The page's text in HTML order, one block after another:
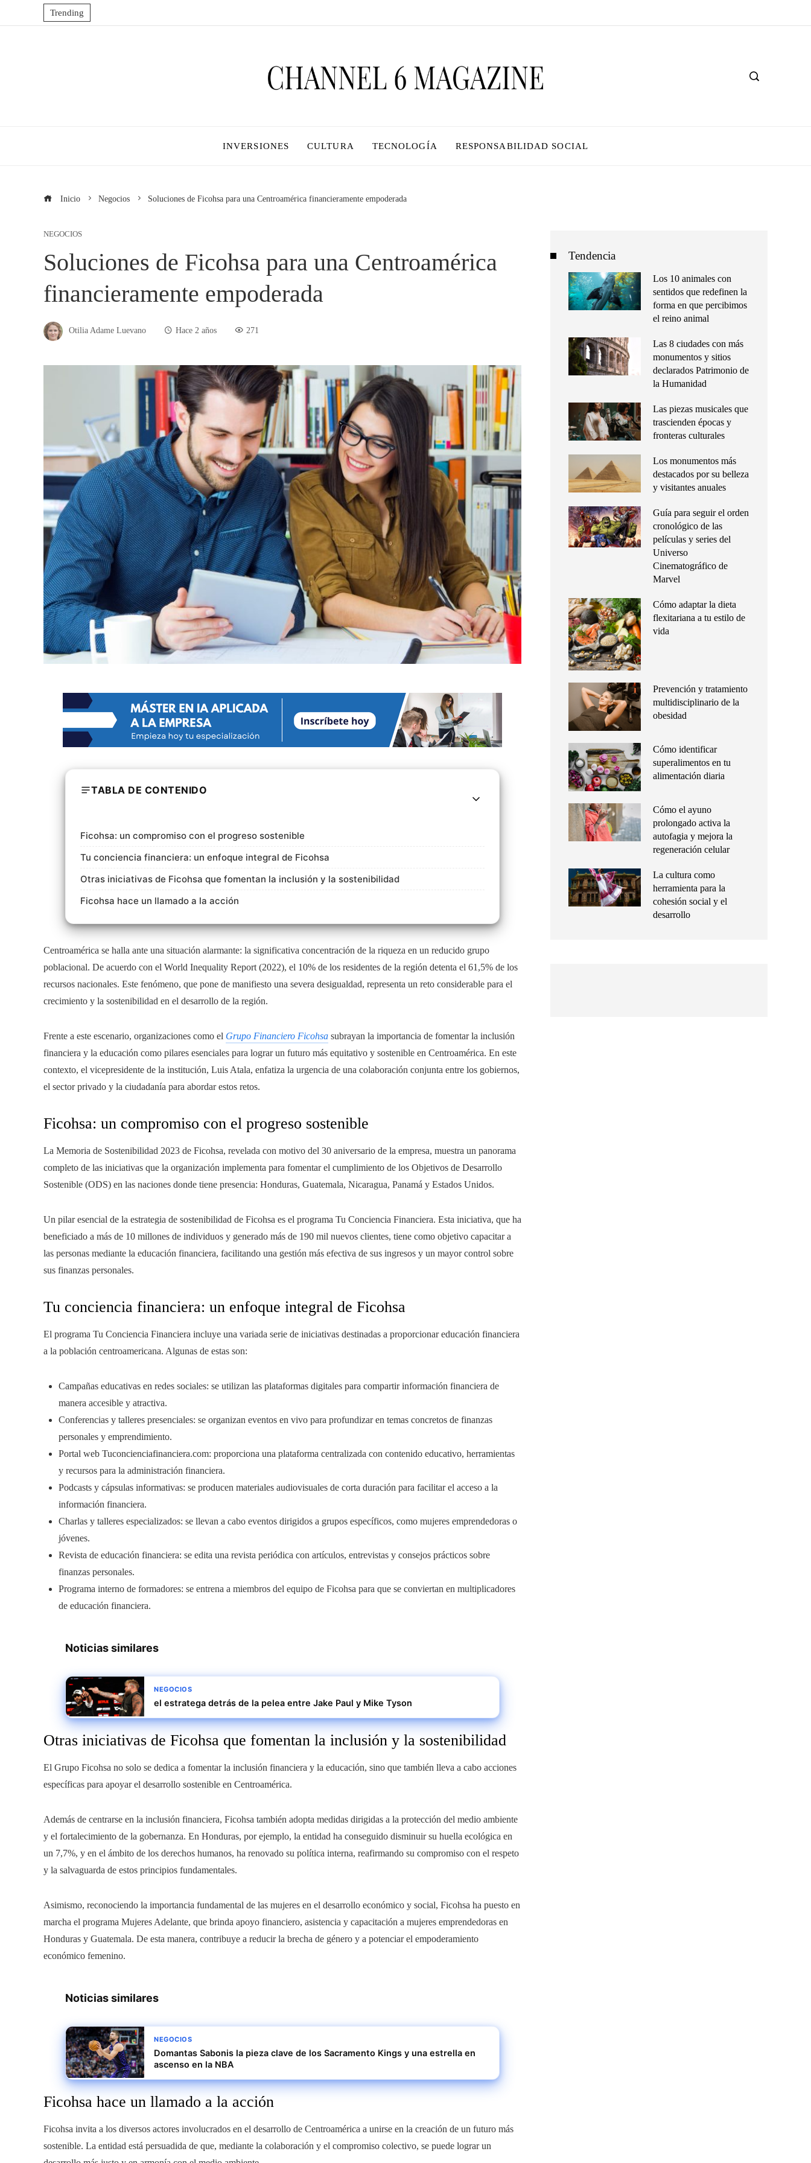
Trending
INVERSIONES CULTURA TECNOLOGÍA RESPONSABILIDAD SOCIAL
Inicio Negocios Soluciones de Ficohsa para una Centroamérica financieramente empoderada
NEGOCIOS
Soluciones de Ficohsa para una Centroamérica
financieramente empoderada
Otilia Adame Luevano Hace 2 años 271
TABLA DE CONTENIDO
Ficohsa: un compromiso con el progreso sostenible
Tu conciencia financiera: un enfoque integral de Ficohsa
Otras iniciativas de Ficohsa que fomentan la inclusión y la sostenibilidad
Ficohsa hace un llamado a la acción
Centroamérica se halla ante una situación alarmante: la significativa concentración de la riqueza en un reducido grupo
poblacional. De acuerdo con el World Inequality Report (2022), el 10% de los residentes de la región detenta el 61,5% de los
recursos nacionales. Este fenómeno, que pone de manifiesto una severa desigualdad, representa un reto considerable para el
crecimiento y la sostenibilidad en el desarrollo de la región.
Frente a este escenario, organizaciones como el Grupo Financiero Ficohsa subrayan la importancia de fomentar la inclusión
financiera y la educación como pilares esenciales para lograr un futuro más equitativo y sostenible en Centroamérica. En este
contexto, el vicepresidente de la institución, Luis Atala, enfatiza la urgencia de una colaboración conjunta entre los gobiernos,
el sector privado y la ciudadanía para abordar estos retos.
Ficohsa: un compromiso con el progreso sostenible
La Memoria de Sostenibilidad 2023 de Ficohsa, revelada con motivo del 30 aniversario de la empresa, muestra un panorama
completo de las iniciativas que la organización implementa para fomentar el cumplimiento de los Objetivos de Desarrollo
Sostenible (ODS) en las naciones donde tiene presencia: Honduras, Guatemala, Nicaragua, Panamá y Estados Unidos.
Un pilar esencial de la estrategia de sostenibilidad de Ficohsa es el programa Tu Conciencia Financiera. Esta iniciativa, que ha
beneficiado a más de 10 millones de individuos y generado más de 190 mil nuevos clientes, tiene como objetivo capacitar a
las personas mediante la educación financiera, facilitando una gestión más efectiva de sus ingresos y un mayor control sobre
sus finanzas personales.
Tu conciencia financiera: un enfoque integral de Ficohsa
El programa Tu Conciencia Financiera incluye una variada serie de iniciativas destinadas a proporcionar educación financiera
a la población centroamericana. Algunas de estas son:
Campañas educativas en redes sociales: se utilizan las plataformas digitales para compartir información financiera de
manera accesible y atractiva.
Conferencias y talleres presenciales: se organizan eventos en vivo para profundizar en temas concretos de finanzas
personales y emprendimiento.
Portal web Tuconcienciafinanciera.com: proporciona una plataforma centralizada con contenido educativo, herramientas
y recursos para la administración financiera.
Podcasts y cápsulas informativas: se producen materiales audiovisuales de corta duración para facilitar el acceso a la
información financiera.
Charlas y talleres especializados: se llevan a cabo eventos dirigidos a grupos específicos, como mujeres emprendedoras o
jóvenes.
Revista de educación financiera: se edita una revista periódica con artículos, entrevistas y consejos prácticos sobre
finanzas personales.
Programa interno de formadores: se entrena a miembros del equipo de Ficohsa para que se conviertan en multiplicadores
de educación financiera.
Noticias similares
NEGOCIOS
el estratega detrás de la pelea entre Jake Paul y Mike Tyson
Otras iniciativas de Ficohsa que fomentan la inclusión y la sostenibilidad
El Grupo Ficohsa no solo se dedica a fomentar la inclusión financiera y la educación, sino que también lleva a cabo acciones
específicas para apoyar el desarrollo sostenible en Centroamérica.
Además de centrarse en la inclusión financiera, Ficohsa también adopta medidas dirigidas a la protección del medio ambiente
y el fortalecimiento de la gobernanza. En Honduras, por ejemplo, la entidad ha conseguido disminuir su huella ecológica en
un 7,7%, y en el ámbito de los derechos humanos, ha renovado su política interna, reafirmando su compromiso con el respeto
y la salvaguarda de estos principios fundamentales.
Asimismo, reconociendo la importancia fundamental de las mujeres en el desarrollo económico y social, Ficohsa ha puesto en
marcha el programa Mujeres Adelante, que brinda apoyo financiero, asistencia y capacitación a mujeres emprendedoras en
Honduras y Guatemala. De esta manera, contribuye a reducir la brecha de género y a potenciar el empoderamiento
económico femenino.
Noticias similares
NEGOCIOS
Domantas Sabonis la pieza clave de los Sacramento Kings y una estrella en
ascenso en la NBA
Ficohsa hace un llamado a la acción
Ficohsa invita a los diversos actores involucrados en el desarrollo de Centroamérica a unirse en la creación de un futuro más
sostenible. La entidad está persuadida de que, mediante la colaboración y el compromiso colectivo, se puede lograr un
Tendencia
Los 10 animales con
sentidos que redefinen la
forma en que percibimos
el reino animal
Las 8 ciudades con más
monumentos y sitios
declarados Patrimonio de
la Humanidad
Las piezas musicales que
trascienden épocas y
fronteras culturales
Los monumentos más
destacados por su belleza
y visitantes anuales
Guía para seguir el orden
cronológico de las
películas y series del
Universo
Cinematográfico de
Marvel
Cómo adaptar la dieta
flexitariana a tu estilo de
vida
Prevención y tratamiento
multidisciplinario de la
obesidad
Cómo identificar
superalimentos en tu
alimentación diaria
Cómo el ayuno
prolongado activa la
autofagia y mejora la
regeneración celular
La cultura como
herramienta para la
cohesión social y el
desarrollo